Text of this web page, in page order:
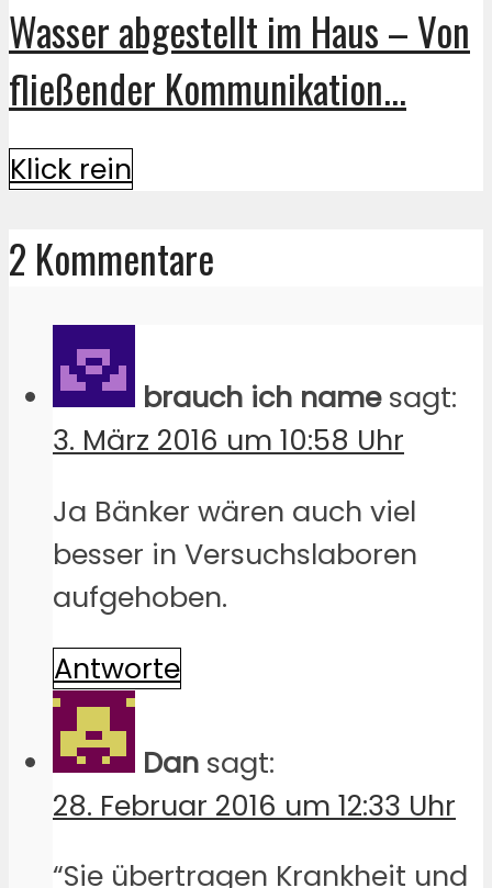
Wasser abgestellt im Haus – Von
fließender Kommunikation...
Klick rein
2 Kommentare
brauch ich name sagt:
3. März 2016 um 10:58 Uhr
Ja Bänker wären auch viel
besser in Versuchslaboren
aufgehoben.
Antworte
Dan sagt:
28. Februar 2016 um 12:33 Uhr
“Sie übertragen Krankheit und